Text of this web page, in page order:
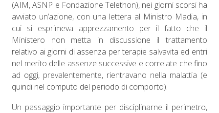
(AIM, ASNP e Fondazione Telethon), nei giorni scorsi ha
avviato un’azione, con una lettera al Ministro Madia, in
cui si esprimeva apprezzamento per il fatto che il
Ministero non metta in discussione il trattamento
relativo ai giorni di assenza per terapie salvavita ed entri
nel merito delle assenze successive e correlate che fino
ad oggi, prevalentemente, rientravano nella malattia (e
quindi nel computo del periodo di comporto).
Un passaggio importante per disciplinarne il perimetro,